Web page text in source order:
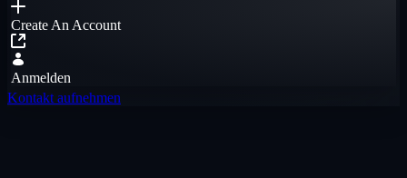
Create An Account
Anmelden
Kontakt aufnehmen